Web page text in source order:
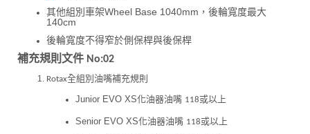
其他組別車架Wheel Base 1040mm，後輪寬度最大
140cm
後輪寬度不得窄於側保桿與後保桿
補充規則文件 No:02
Rotax全組別油嘴補充規則
Junior EVO XS化油器油嘴 118或以上
Senior EVO XS化油器油嘴 118或以上